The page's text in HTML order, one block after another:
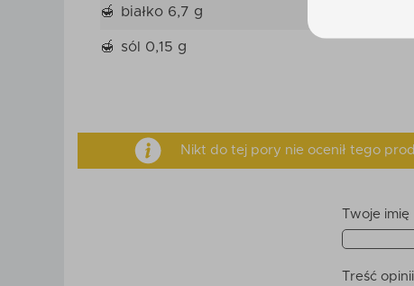
białko 6,7 g
sól 0,15 g
Nikt do tej pory nie ocenił tego
Twoje imię
Treść